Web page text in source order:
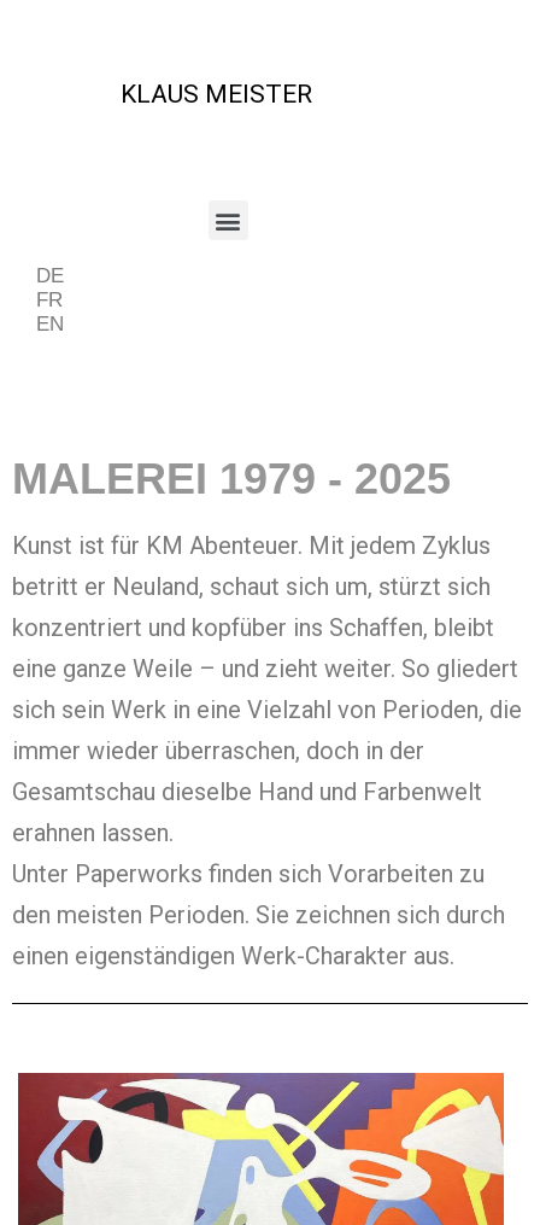
KLAUS MEISTER
DE
FR
EN
MALEREI 1979 - 2025
Kunst ist für KM Abenteuer. Mit jedem Zyklus
betritt er Neuland, schaut sich um, stürzt sich
konzentriert und kopfüber ins Schaffen, bleibt
eine ganze Weile – und zieht weiter. So gliedert
sich sein Werk in eine Vielzahl von Perioden, die
immer wieder überraschen, doch in der
Gesamtschau dieselbe Hand und Farbenwelt
erahnen lassen.
Unter Paperworks finden sich Vorarbeiten zu
den meisten Perioden. Sie zeichnen sich durch
einen eigenständigen Werk-Charakter aus.